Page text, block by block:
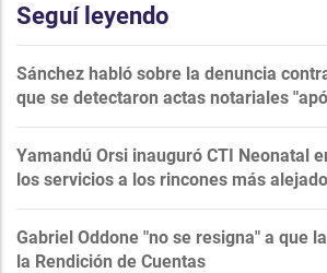
Seguí leyendo
Sánchez habló sobre la denuncia
que se detectaron actas notariales
Yamandú Orsi inauguró CTI Neonatal
los servicios a los rincones más
Gabriel Oddone "no se resigna" a que
la Rendición de Cuentas